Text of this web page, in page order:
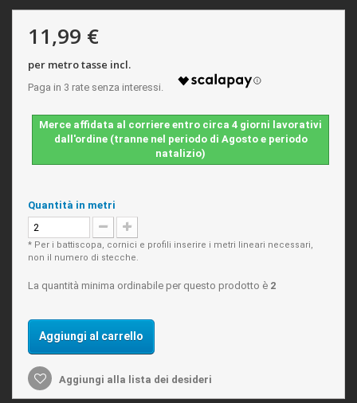
11,99 €
per metro tasse incl.
Merce affidata al corriere entro circa 4 giorni lavorativi
dall'ordine (tranne nel periodo di Agosto e periodo
natalizio)
Quantità in metri
* Per i battiscopa, cornici e profili inserire i metri lineari necessari,
non il numero di stecche.
La quantità minima ordinabile per questo prodotto è 2
Aggiungi al carrello
Aggiungi alla lista dei desideri